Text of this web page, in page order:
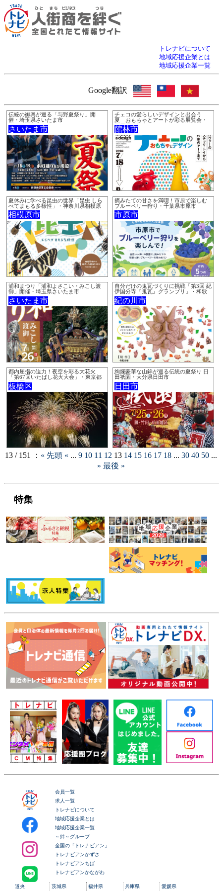
トレナビについて
地域応援企業とは
地域応援企業一覧
Google翻訳
伝統の御輿が巡る「与野夏祭り」開
催・埼玉県さいたま市
さいたま市
チェコの愛らしいデザインと出会う
夏 おもちゃとアートが彩る展覧会・
群馬県館林市
館林市
夏休みに学べる昆虫の世界「昆虫 しら
べてまもる多様性」・神奈川県相模原
市
相模原市
摘みたての甘さを満喫！市原で楽しむ
ブルーベリー狩り・千葉県市原市
市原市
浦和まつり「浦和よさこい・みこし渡
御」開催・埼玉県さいたま市
さいたま市
自分だけの鬼瓦づくりに挑戦「第3回 紀
伊国分寺『鬼瓦』グランプリ」・和歌
山県紀の川市
紀の川市
都内屈指の迫力！夜空を彩る大花火
「第67回いたばし花火大会」・東京都
板橋区
板橋区
絢爛豪華な山鉾が巡る伝統の夏祭り 日
田祇園・大分県日田市
日田市
13 / 151 ： « 先頭 « ... 9 10 11 12 13 14 15 16 17 18 ... 30 40 50 ...
» 最後 »
特集
会員一覧
求人一覧
トレナビについて
地域応援企業とは
地域応援企業一覧
～絆～グループ
全国の「トレナビアン」
トレナビアンかずさ
トレナビアンちば
トレナビアンかながわ
道央 茨城県 福井県 兵庫県 愛媛県